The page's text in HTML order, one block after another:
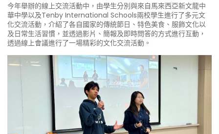
今年舉辦的線上交流活動中，由學生分別與來自馬來西亞新文龍中
華中學以及Tenby International Schools兩校學生進行了多元文
化交流活動，介紹了各自國家的傳統節日、特色美食、服飾文化以
及日常生活習慣，並透過影片、簡報及即時問答的方式進行互動，
透過線上會議進行了一場精彩的文化交流活動。